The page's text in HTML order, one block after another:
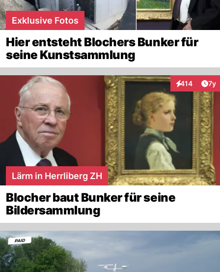
Exklusive Fotos
Hier entsteht Blochers Bunker für
seine Kunstsammlung
414
Interaktionen
7y
Lärm in Herrliberg ZH
Blocher baut Bunker für seine
Bildersammlung